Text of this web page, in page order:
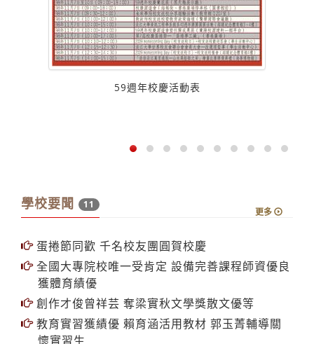
59週年校慶活動表
學校要聞 11
更多
蛋捲節同歡 千名校友團圓賀校慶
全國大專院校唯一受肯定 設備完善課程師資優良
獲體育績優
創作才俊曾祥芸 奪梁實秋文學獎散文優等
教育實習獲績優 賴育涵活用教材 郭玉菁輔導關
懷實習生